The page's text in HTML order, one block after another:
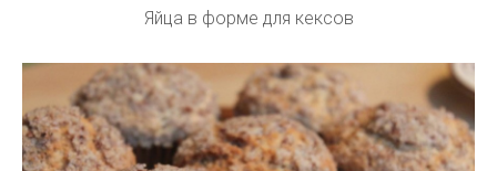
Яйца в форме для кексов